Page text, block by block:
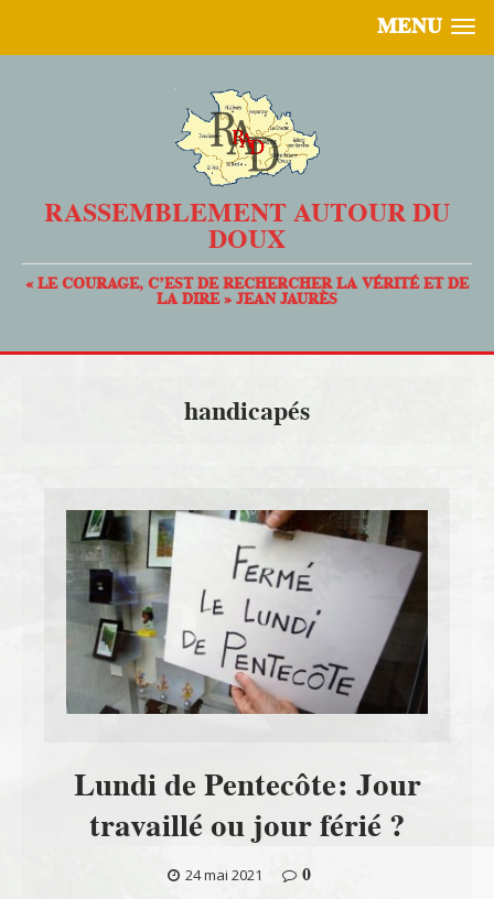
MENU
RASSEMBLEMENT AUTOUR DU
DOUX
« LE COURAGE, C’EST DE RECHERCHER LA VÉRITÉ ET DE
LA DIRE » JEAN JAURÈS
handicapés
Lundi de Pentecôte: Jour
travaillé ou jour férié ?
24 mai 2021
0